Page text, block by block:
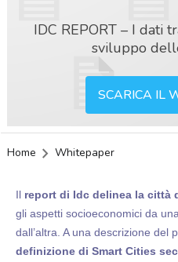
IDC REPORT – I dati
sviluppo
SCARICA IL
Home Whitepaper
Il report di Idc delinea la città
gli aspetti socioeconomici da
dall’altra. A una descrizione del
definizione di Smart Cities